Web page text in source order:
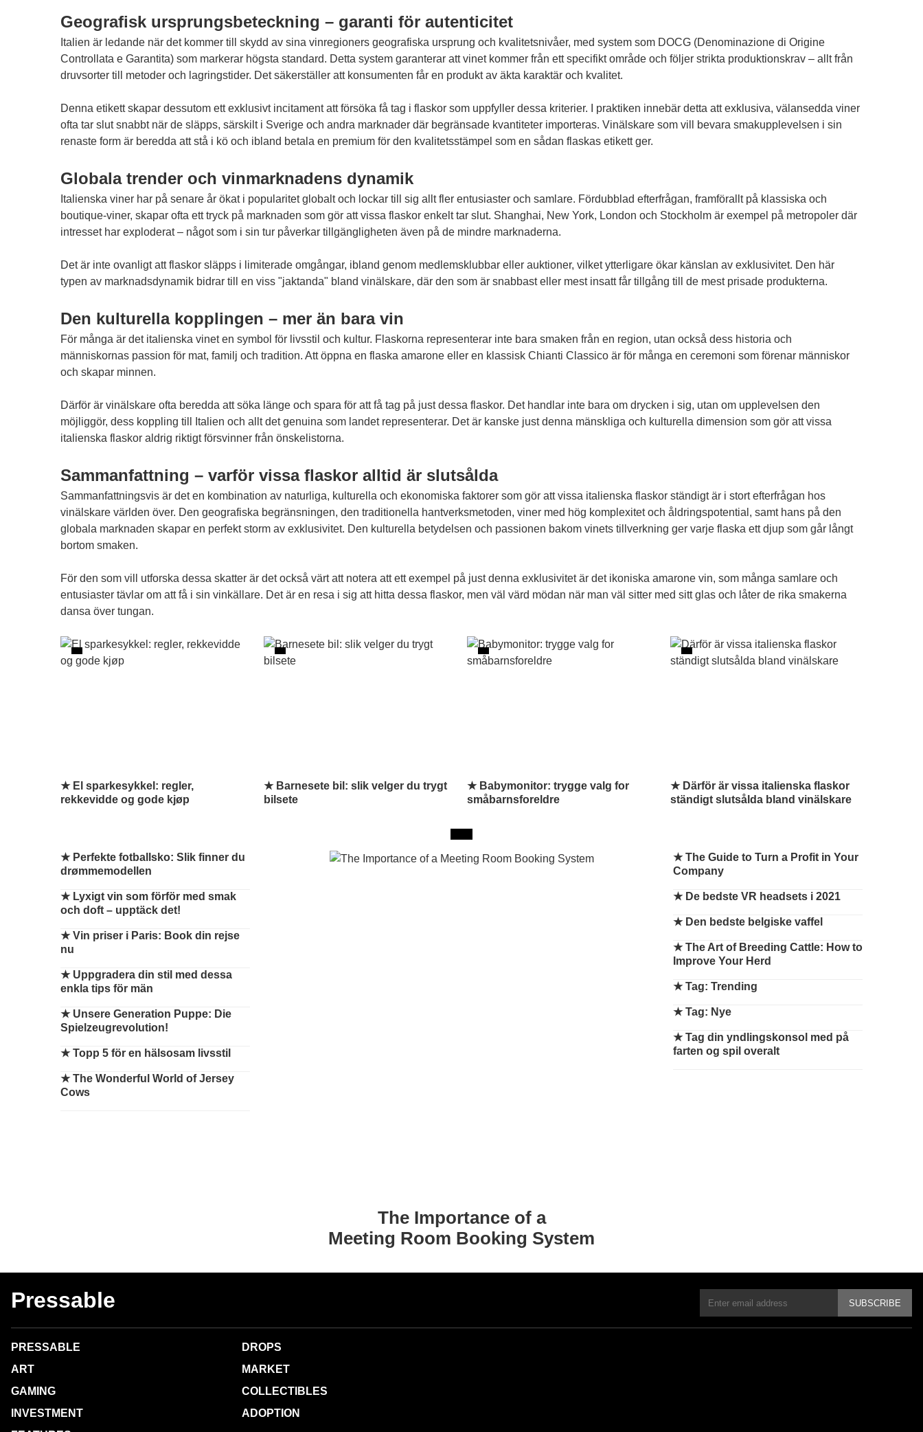
Geografisk ursprungsbeteckning – garanti för autenticitet
Italien är ledande när det kommer till skydd av sina vinregioners geografiska ursprung och kvalitetsnivåer, med system som DOCG (Denominazione di Origine
Controllata e Garantita) som markerar högsta standard. Detta system garanterar att vinet kommer från ett specifikt område och följer strikta produktionskrav – allt från
druvsorter till metoder och lagringstider. Det säkerställer att konsumenten får en produkt av äkta karaktär och kvalitet.
Denna etikett skapar dessutom ett exklusivt incitament att försöka få tag i flaskor som uppfyller dessa kriterier. I praktiken innebär detta att exklusiva, välansedda viner
ofta tar slut snabbt när de släpps, särskilt i Sverige och andra marknader där begränsade kvantiteter importeras. Vinälskare som vill bevara smakupplevelsen i sin
renaste form är beredda att stå i kö och ibland betala en premium för den kvalitetsstämpel som en sådan flaskas etikett ger.
Globala trender och vinmarknadens dynamik
Italienska viner har på senare år ökat i popularitet globalt och lockar till sig allt fler entusiaster och samlare. Fördubblad efterfrågan, framförallt på klassiska och
boutique-viner, skapar ofta ett tryck på marknaden som gör att vissa flaskor enkelt tar slut. Shanghai, New York, London och Stockholm är exempel på metropoler där
intresset har exploderat – något som i sin tur påverkar tillgängligheten även på de mindre marknaderna.
Det är inte ovanligt att flaskor släpps i limiterade omgångar, ibland genom medlemsklubbar eller auktioner, vilket ytterligare ökar känslan av exklusivitet. Den här
typen av marknadsdynamik bidrar till en viss "jaktanda" bland vinälskare, där den som är snabbast eller mest insatt får tillgång till de mest prisade produkterna.
Den kulturella kopplingen – mer än bara vin
För många är det italienska vinet en symbol för livsstil och kultur. Flaskorna representerar inte bara smaken från en region, utan också dess historia och
människornas passion för mat, familj och tradition. Att öppna en flaska amarone eller en klassisk Chianti Classico är för många en ceremoni som förenar människor
och skapar minnen.
Därför är vinälskare ofta beredda att söka länge och spara för att få tag på just dessa flaskor. Det handlar inte bara om drycken i sig, utan om upplevelsen den
möjliggör, dess koppling till Italien och allt det genuina som landet representerar. Det är kanske just denna mänskliga och kulturella dimension som gör att vissa
italienska flaskor aldrig riktigt försvinner från önskelistorna.
Sammanfattning – varför vissa flaskor alltid är slutsålda
Sammanfattningsvis är det en kombination av naturliga, kulturella och ekonomiska faktorer som gör att vissa italienska flaskor ständigt är i stort efterfrågan hos
vinälskare världen över. Den geografiska begränsningen, den traditionella hantverksmetoden, viner med hög komplexitet och åldringspotential, samt hans på den
globala marknaden skapar en perfekt storm av exklusivitet. Den kulturella betydelsen och passionen bakom vinets tillverkning ger varje flaska ett djup som går långt
bortom smaken.
För den som vill utforska dessa skatter är det också värt att notera att ett exempel på just denna exklusivitet är det ikoniska amarone vin, som många samlare och
entusiaster tävlar om att få i sin vinkällare. Det är en resa i sig att hitta dessa flaskor, men väl värd mödan när man väl sitter med sitt glas och låter de rika smakerna
dansa över tungan.
★ El sparkesykkel: regler,
rekkevidde og gode kjøp
★ Barnesete bil: slik velger du trygt
bilsete
★ Babymonitor: trygge valg for
småbarnsforeldre
★ Därför är vissa italienska flaskor
ständigt slutsålda bland vinälskare
★ Perfekte fotballsko: Slik finner du
drømmemodellen
★ Lyxigt vin som förför med smak
och doft – upptäck det!
★Vin priser i Paris: Book din rejse
nu
★ Uppgradera din stil med dessa
enkla tips för män
★ Unsere Generation Puppe: Die
Spielzeugrevolution!
★Topp 5 för en hälsosam livsstil
★The Wonderful World of Jersey
Cows
The Importance of a
Meeting Room Booking System
★The Guide to Turn a Profit in Your
Company
★ De bedste VR headsets i 2021
★ Den bedste belgiske vaffel
★The Art of Breeding Cattle: How to
Improve Your Herd
★Tag: Trending
★Tag: Nye
★Tag din yndlingskonsol med på
farten og spil overalt
Pressable SUBSCRIBE
PRESSABLE
ART
GAMING
INVESTMENT
DROPS
MARKET
COLLECTIBLES
ADOPTION